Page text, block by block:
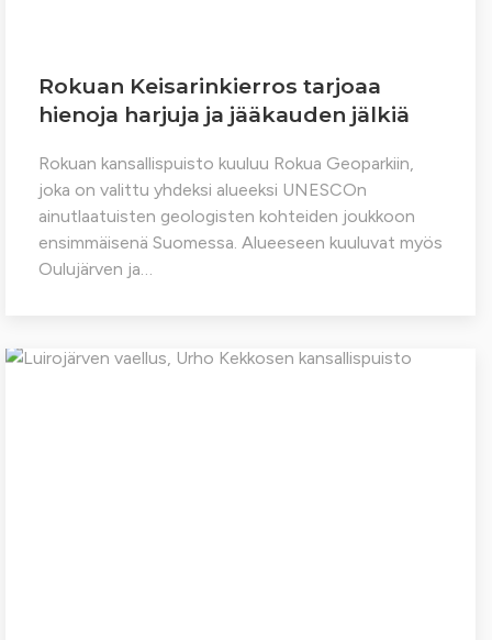
Rokuan Keisarinkierros tarjoaa
hienoja harjuja ja jääkauden jälkiä
Rokuan kansallispuisto kuuluu Rokua Geoparkiin,
joka on valittu yhdeksi alueeksi UNESCOn
ainutlaatuisten geologisten kohteiden joukkoon
ensimmäisenä Suomessa. Alueeseen kuuluvat myös
Oulujärven ja…